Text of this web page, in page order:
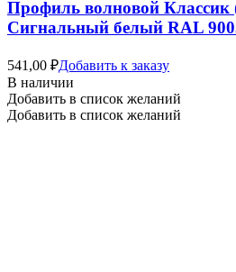
Профиль волновой Классик
Сигнальный белый RAL
541,00 ₽Добавить к заказу
В наличии
Добавить в список желаний
Добавить в список желаний